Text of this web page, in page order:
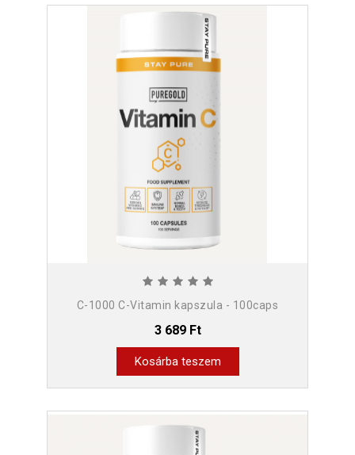
C-1000 C-Vitamin kapszula - 100caps
3 689 Ft
Kosárba teszem